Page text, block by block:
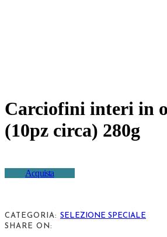
Carciofini interi in
(10pz circa) 280g
Acquista
CATEGORIA: SELEZIONE SPECIALE
SHARE ON: